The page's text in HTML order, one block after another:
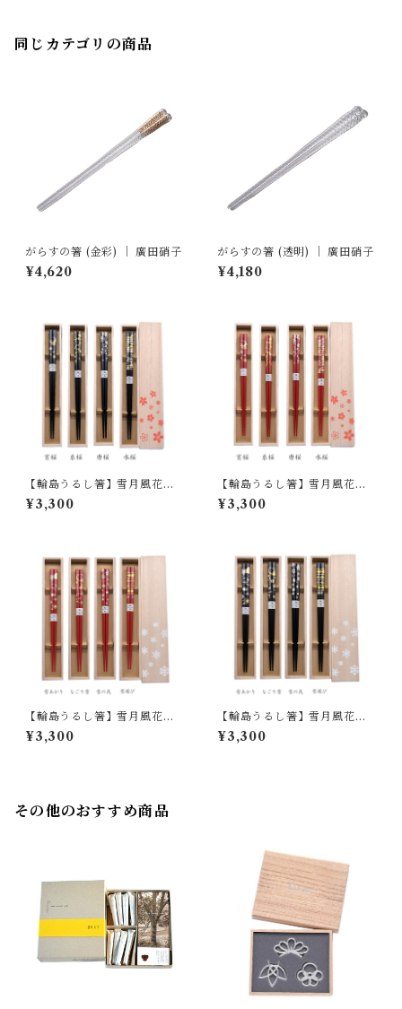
同じカテゴリの商品
がらすの箸 (金彩) ｜ 廣田硝子
¥4,620
がらすの箸 (透明) ｜ 廣田硝子
¥4,180
【輪島うるし箸】雪月風花
「桜」/ 黒 ｜ 橋本幸作漆器店
¥3,300
【輪島うるし箸】雪月風花
「桜」/ 朱 ｜ 橋本幸作漆器店
¥3,300
【輪島うるし箸】雪月風花
「雪」/ 朱 ｜ 橋本幸作漆器店
¥3,300
【輪島うるし箸】雪月風花
「雪」/ 黒 ｜ 橋本幸作漆器店
¥3,300
その他のおすすめ商品